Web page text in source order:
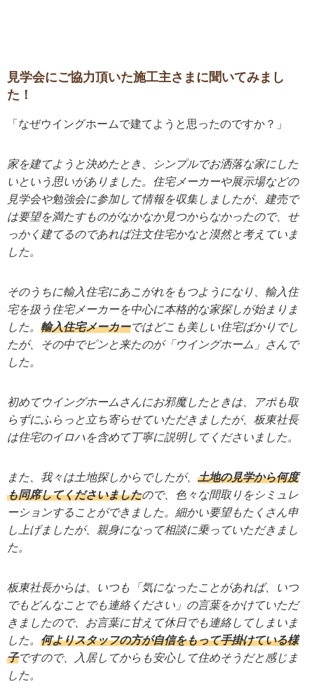
見学会にご協力頂いた施工主さまに聞いてみまし
た！
「なぜウイングホームで建てようと思ったのですか？」
家を建てようと決めたとき、シンプルでお洒落な家にした
いという思いがありました。住宅メーカーや展示場などの
見学会や勉強会に参加して情報を収集しましたが、建売で
は要望を満たすものがなかなか見つからなかったので、せ
っかく建てるのであれば注文住宅かなと漠然と考えていま
した。
そのうちに輸入住宅にあこがれをもつようになり、輸入住
宅を扱う住宅メーカーを中心に本格的な家探しが始まりま
した。 輸入住宅メーカーではどこも美しい住宅ばかりでし
たが、その中でピンと来たのが「ウイングホーム」さんで
した。
初めてウイングホームさんにお邪魔したときは、アポも取
らずにふらっと立ち寄らせていただきましたが、板東社長
は住宅のイロハを含めて丁寧に説明してくださいました。
また、我々は土地探しからでしたが、 土地の見学から何度
も同席してくださいましたので、色々な間取りをシミュレ
ーションすることができました。細かい要望もたくさん申
し上げましたが、親身になって相談に乗っていただきまし
た。
板東社長からは、いつも「気になったことがあれば、いつ
でもどんなことでも連絡ください」の言葉をかけていただ
きましたので、お言葉に甘えて休日でも連絡してしまいま
した。 何よりスタッフの方が自信をもって手掛けている様
子ですので、入居してからも安心して住めそうだと感じま
した。